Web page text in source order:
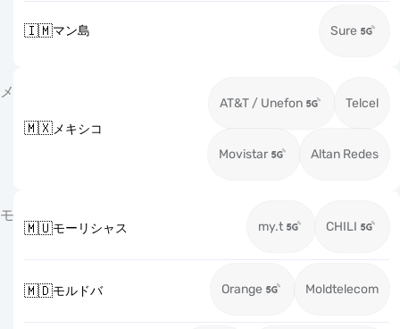
🇮🇲マン島 Sure
メ
🇲🇽メキシコ
AT&T / Unefon Telcel
Movistar Altan Redes
モ
🇲🇺モーリシャス my.t CHILI
🇲🇩モルドバ Orange Moldtelecom